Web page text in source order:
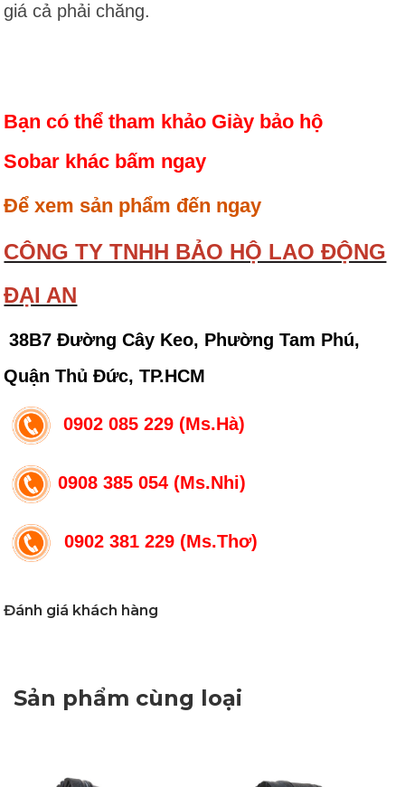
giá cả phải chăng.
Bạn có thể tham khảo Giày bảo hộ
Sobar khác bấm ngay
Để xem sản phẩm đến ngay
CÔNG TY TNHH BẢO HỘ LAO ĐỘNG
ĐẠI AN
38B7 Đường Cây Keo, Phường Tam Phú,
Quận Thủ Đức, TP.HCM
0902 085 229 (Ms.Hà)
0908 385 054 (Ms.Nhi)
0902 381 229 (Ms.Thơ)
Đánh giá khách hàng
Sản phẩm cùng loại